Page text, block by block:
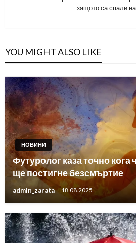
защото са спали
YOU MIGHT ALSO LIKE
НОВИНИ
Футуролог каза точно кога
ще постигне безсмъртие
admin_zarata 18.08.2025